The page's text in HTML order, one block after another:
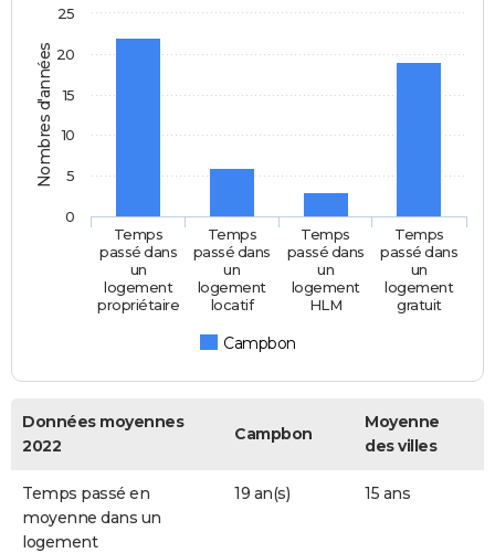
Nombres d'années
Campbon
Temps
passé dans
un
logement
propriétaire
Temps
passé dans
un
logement
locatif
Temps
passé dans
un
logement
HLM
Temps
passé dans
un
logement
gratuit
0
5
10
15
20
25
Données moyennes
2022
Campbon
Moyenne
des villes
Temps passé en
moyenne dans un
logement
19 an(s) 15 ans